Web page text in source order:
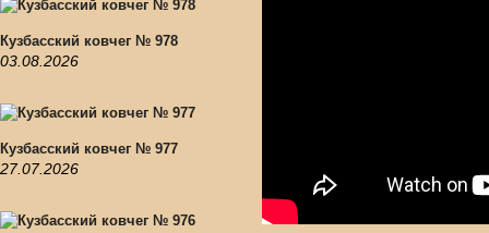
Кузбасский ковчег № 978
03.08.2026
Кузбасский ковчег № 977
27.07.2026